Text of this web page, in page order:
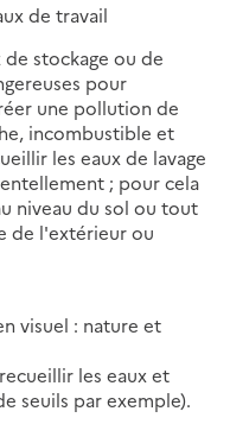
de travail
de stockage ou de
pour
une pollution de
incombustible et
les eaux de lavage
; pour cela
niveau du sol ou tout
de l'extérieur ou
visuel : nature et
les eaux et
seuils par exemple).